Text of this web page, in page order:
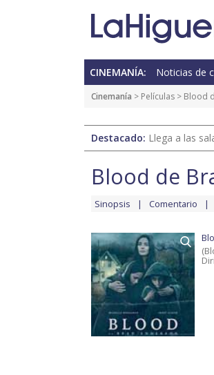
CINEMANÍA: Noticias de
Cinemanía > Películas > Blood
Destacado: Llega a las
Blood de
Sinopsis Comentario